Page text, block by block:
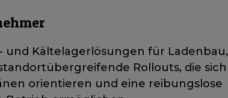
und Kältelagerlösungen für Ladenbau,
Rollouts, die sich
orientieren und eine reibungslose